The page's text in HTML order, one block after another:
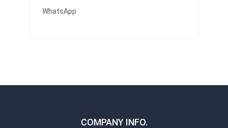
WhatsApp
COMPANY INFO.